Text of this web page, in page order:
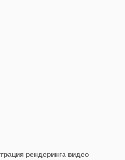
рендеринга видео